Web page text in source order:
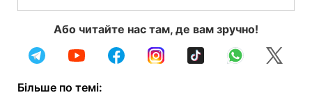
Або читайте нас там, де вам зручно!
Більше по темі: